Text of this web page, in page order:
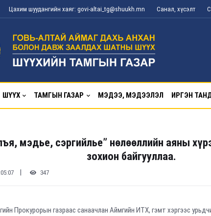
Цахим шуудангийн хаяг: govi-altai_tg@shuukh.mn Санал, хүсэлт
ШҮҮХ ТАМГЫН ГАЗАР МЭДЭЭ, МЭДЭЭЛЭЛ ИРГЭН
мэдье, сэргийлье” нөлөөллийн аяны
зохион байгууллаа.
| 347
Прокурорын газраас санаачлан Аймгийн ИТХ, гэмт хэргээс